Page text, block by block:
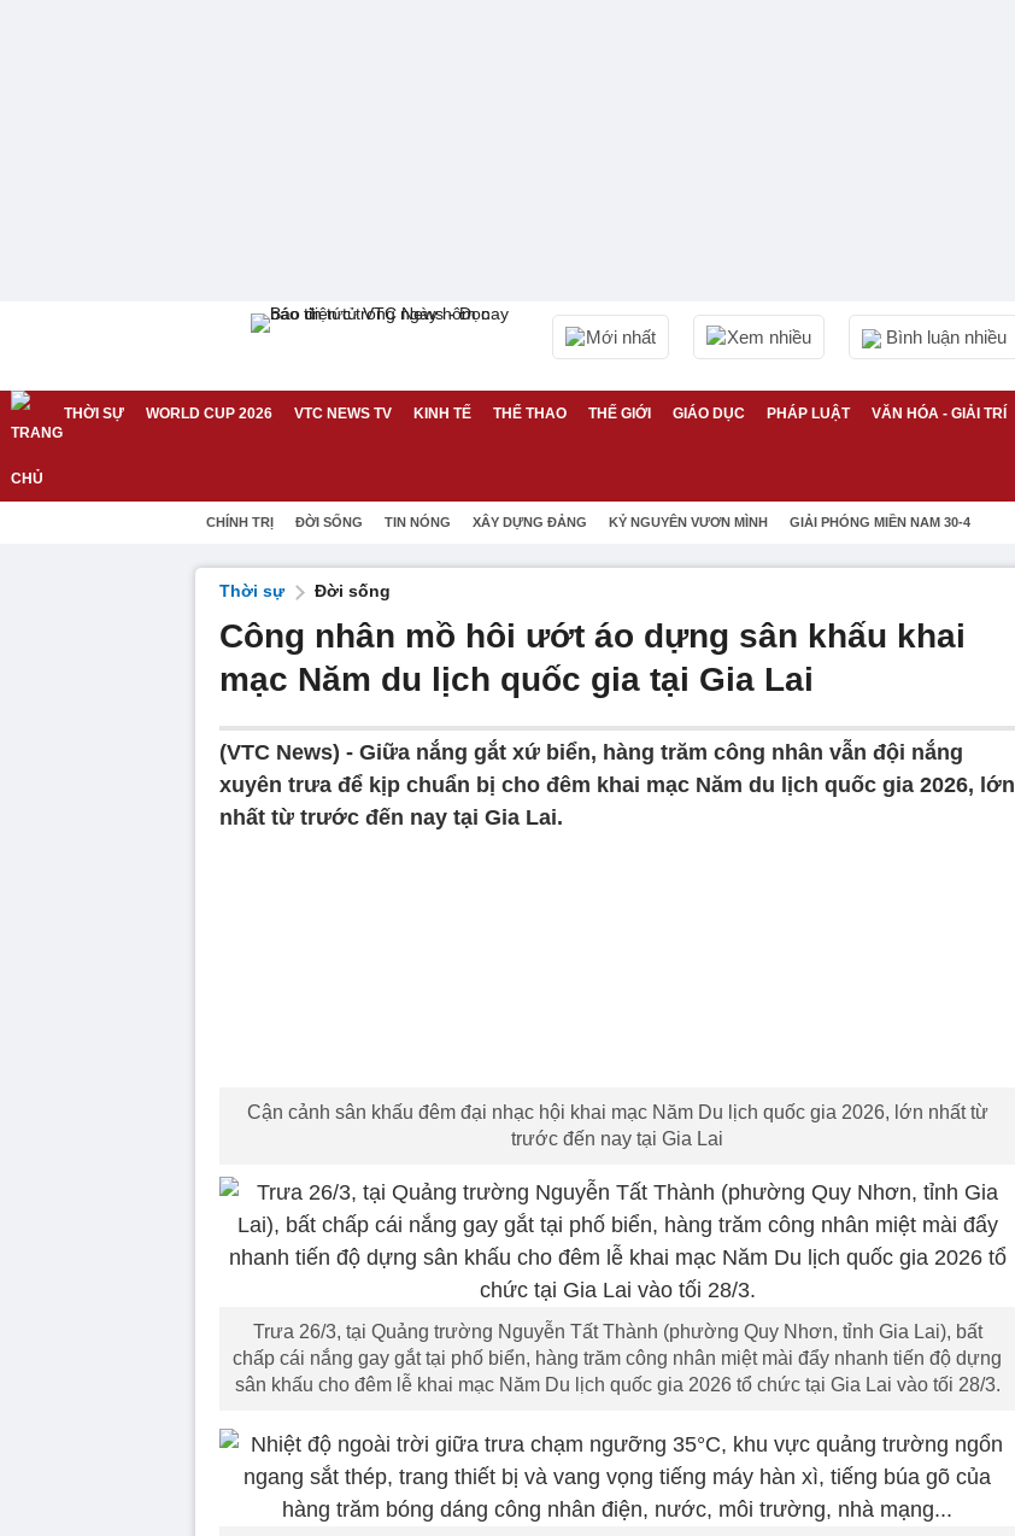
Mới nhất Xem nhiều Bình luận nhiều
THỜI SỰ WORLD CUP 2026 VTC NEWS TV KINH TẾ THỂ THAO THẾ GIỚI GIÁO DỤC PHÁP LUẬT VĂN HÓA - GIẢI TRÍ
CHÍNH TRỊ ĐỜI SỐNG TIN NÓNG XÂY DỰNG ĐẢNG KỶ NGUYÊN VƯƠN MÌNH GIẢI PHÓNG MIỀN NAM 30-4
Thời sự Đời sống
Công nhân mồ hôi ướt áo dựng sân khấu khai
mạc Năm du lịch quốc gia tại Gia Lai
(VTC News) - Giữa nắng gắt xứ biển, hàng trăm công nhân vẫn đội nắng
xuyên trưa để kịp chuẩn bị cho đêm khai mạc Năm du lịch quốc gia 2026, lớn
nhất từ trước đến nay tại Gia Lai.
Cận cảnh sân khấu đêm đại nhạc hội khai mạc Năm Du lịch quốc gia 2026, lớn nhất từ
trước đến nay tại Gia Lai
Trưa 26/3, tại Quảng trường Nguyễn Tất Thành (phường Quy Nhơn, tỉnh Gia Lai), bất
chấp cái nắng gay gắt tại phố biển, hàng trăm công nhân miệt mài đẩy nhanh tiến độ dựng
sân khấu cho đêm lễ khai mạc Năm Du lịch quốc gia 2026 tổ chức tại Gia Lai vào tối 28/3.